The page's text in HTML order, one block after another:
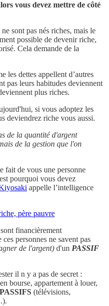
vous devez mettre de côté
sont pas nés riches, mais le
possible de devenir riche,
Cela demande de la
les dettes appellent d’autres
pas leurs habitudes deviennent
plus riches.
si vous adoptez les
deviendrez riche vous aussi.
de la quantité d'argent
de la gestion que l'on
fait de vous une personne
pourquoi vous devez
appelle l’intelligence
père pauvre
financièrement
personnes ne savent pas
de l'argent) d'un PASSIF
il n y a pas de secret :
bourse, appartement à louer,
(télévisions,